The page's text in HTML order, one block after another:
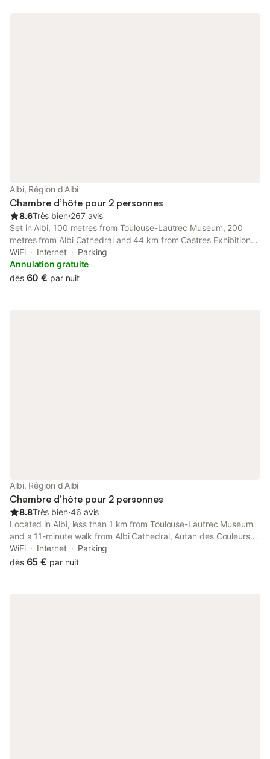
Albi, Région d'Albi
Chambre d’hôte pour 2 personnes
8.6Très bien⋅267 avis
Set in Albi, 100 metres from Toulouse-Lautrec Museum, 200
metres from Albi Cathedral and 44 km from Castres Exhibition
Centre, Chambre d'Elvire offers accommodation with a terrace
and free WiFi.
WiFi Internet
Parking
Annulation gratuite
dès 60 € par nuit
Albi, Région d'Albi
Chambre d’hôte pour 2 personnes
8.8Très bien⋅46 avis
Located in Albi, less than 1 km from Toulouse-Lautrec Museum
and a 11-minute walk from Albi Cathedral, Autan des Couleurs
provides accommodation with free WiFi in a historic building.
WiFi Internet
Parking
dès 65 € par nuit